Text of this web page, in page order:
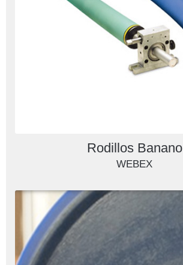
Rodillos Banano
WEBEX